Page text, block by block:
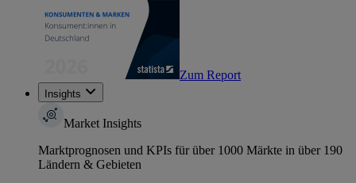
Zum Report
Insights
Market Insights
Marktprognosen und KPIs für über 1000 Märkte in über 190
Ländern & Gebieten